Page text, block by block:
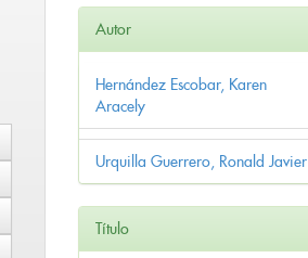
Autor
Hernández Escobar, Karen
Aracely
Urquilla Guerrero, Ronald Javier
Título